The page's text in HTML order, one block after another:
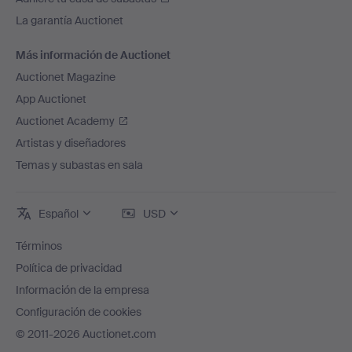
La garantía Auctionet
Más información de Auctionet
Auctionet Magazine
App Auctionet
Auctionet Academy
Artistas y diseñadores
Temas y subastas en sala
Español USD
Términos
Política de privacidad
Información de la empresa
Configuración de cookies
© 2011-2026 Auctionet.com